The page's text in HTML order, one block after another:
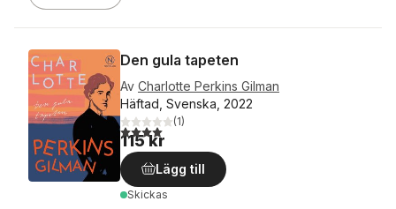
Den gula tapeten
Av Charlotte Perkins Gilman
Häftad, Svenska, 2022
4,0utav 5 stjärnor. Totalt antal röster:
(1)
115 kr
Lägg till
Skickas